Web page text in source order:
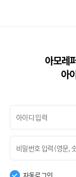
아모레
아
자동로그인